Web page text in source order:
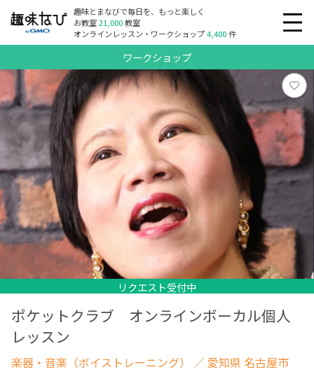
趣味とまなびで毎日を、もっと楽しく
お教室21,000教室
オンラインレッスン・ワークショップ4,400件
ワークショップ
リクエスト受付中
リクエスト受付中
ポケットクラブ オンラインボーカル個人
レッスン
楽器・音楽（ボイストレーニング） ／ 愛知県 名古屋市